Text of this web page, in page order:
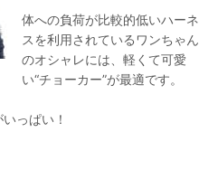
体への負荷が比較的低いハーネ
スを利用されているワンちゃん
のオシャレには、軽くて可愛
い“チョーカー”が最適です。
っぱい！